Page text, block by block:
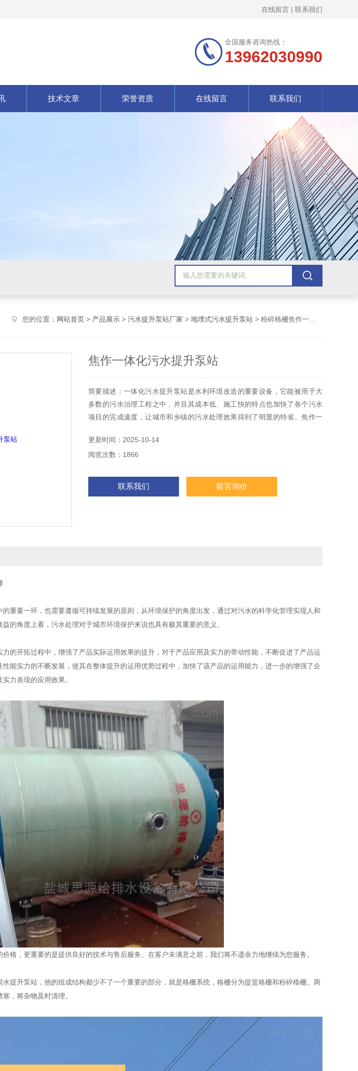
在线留言 | 联系我们
全国服务咨询热线：
13962030990
技术文章 荣誉资质 在线留言 联系我们
您的位置： 网站首页 > 产品展示 > 污水提升泵站厂家 > 地埋式污水提升泵站 > 粉碎格栅焦作一体化污水提升泵站
焦作一体化污水提升泵站
简要描述：一体化污水提升泵站是水利环境改造的重要设备，它能被用于大
多数的污水治理工程之中，并且其成本低、施工快的特点也加快了各个污水
项目的完成速度，让城市和乡镇的污水处理效果得到了明显的特省。焦作一
更新时间：2025-10-14
阅览次数：1866
联系我们 留言询价
要一环，也需要遵循可持续发展的原则，从环境保护的角度出发，通过对污水的科学化管理实现人和
的角度上看，污水处理对于城市环境保护来说也具有极其重要的意义。
开拓过程中，增强了产品实际运用效果的提升，对于产品应用及实力的带动性能，不断促进了产品运
能实力的不断发展，使其在整体提升的运用优势过程中，加快了该产品的运用能力，进一步的增强了企
力表现的应用效果。
，更重要的是提供良好的技术与售后服务。在客户未满意之前，我们将不遗余力地继续为您服务。
升泵站，他的组成结构都少不了一个重要的部分，就是格栅系统，格栅分为提篮格栅和粉碎格栅。两
，将杂物及时清理。